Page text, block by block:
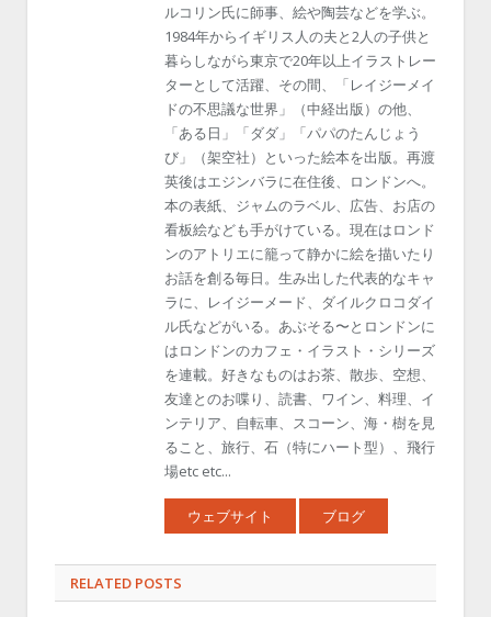
ルコリン氏に師事、絵や陶芸などを学ぶ。
1984年からイギリス人の夫と2人の子供と
暮らしながら東京で20年以上イラストレー
ターとして活躍、その間、「レイジーメイ
ドの不思議な世界」（中経出版）の他、
「ある日」「ダダ」「パパのたんじょう
び」（架空社）といった絵本を出版。再渡
英後はエジンバラに在住後、ロンドンへ。
本の表紙、ジャムのラベル、広告、お店の
看板絵なども手がけている。現在はロンド
ンのアトリエに籠って静かに絵を描いたり
お話を創る毎日。生み出した代表的なキャ
ラに、レイジーメード、ダイルクロコダイ
ル氏などがいる。あぶそる〜とロンドンに
はロンドンのカフェ・イラスト・シリーズ
を連載。好きなものはお茶、散歩、空想、
友達とのお喋り、読書、ワイン、料理、イ
ンテリア、自転車、スコーン、海・樹を見
ること、旅行、石（特にハート型）、飛行
場etc etc...
ウェブサイト ブログ
RELATED POSTS